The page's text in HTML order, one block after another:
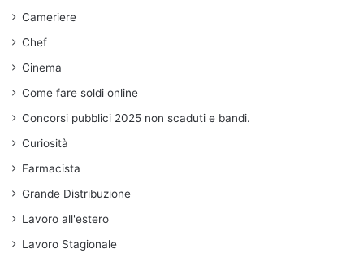
Cameriere
Chef
Cinema
Come fare soldi online
Concorsi pubblici 2025 non scaduti e bandi.
Curiosità
Farmacista
Grande Distribuzione
Lavoro all'estero
Lavoro Stagionale